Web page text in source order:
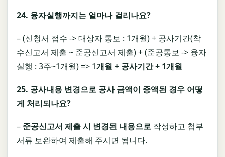
24. 융자실행까지는 얼마나 걸리나요?
– (신청서 접수 -> 대상자 통보 : 1개월) + 공사기간(착
수신고서 제출 ~ 준공신고서 제출) + (준공통보 -> 융자
실행 : 3주~1개월) => 1개월 + 공사기간+ 1개월
25. 공사내용 변경으로 공사 금액이 증액된 경우 어떻
게 처리되나요?
– 준공신고서 제출 시 변경된 내용으로 작성하고 첨부
서류 보완하여 제출해 주시면 됩니다.